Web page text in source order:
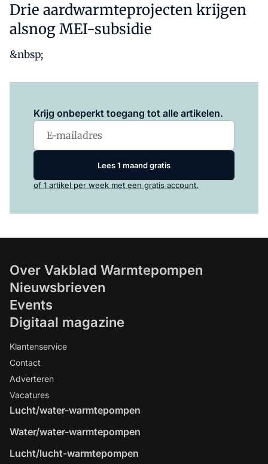
Drie aardwarmteprojecten krijgen
alsnog MEI-subsidie
&nbsp;
Krijg onbeperkt toegang tot alle artikelen.
Lees 1 maand gratis
of 1 artikel per week met een gratis account.
Over Vakblad Warmtepompen
Nieuwsbrieven
Events
Digitaal magazine
Klantenservice
Contact
Adverteren
Vacatures
Lucht/water-warmtepompen
Water/water-warmtepompen
Lucht/lucht-warmtepompen